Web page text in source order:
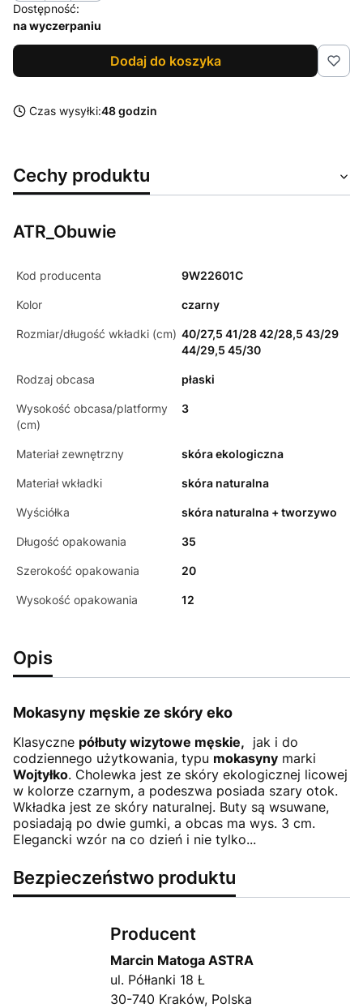
Dostępność:
na wyczerpaniu
Dodaj do koszyka
Czas wysyłki:48 godzin
Cechy produktu
ATR_Obuwie
Kod producenta 9W22601C
Kolor czarny
Rozmiar/długość wkładki (cm) 40/27,5 41/28 42/28,5 43/29
44/29,5 45/30
Rodzaj obcasa płaski
Wysokość obcasa/platformy
(cm)
3
Materiał zewnętrzny skóra ekologiczna
Materiał wkładki skóra naturalna
Wyściółka skóra naturalna + tworzywo
Długość opakowania 35
Szerokość opakowania 20
Wysokość opakowania 12
Opis
Mokasyny męskie ze skóry eko
Klasyczne półbuty wizytowe męskie, jak i do
codziennego użytkowania, typu mokasyny marki
Wojtyłko. Cholewka jest ze skóry ekologicznej licowej
w kolorze czarnym, a podeszwa posiada szary otok.
Wkładka jest ze skóry naturalnej. Buty są wsuwane,
posiadają po dwie gumki, a obcas ma wys. 3 cm.
Elegancki wzór na co dzień i nie tylko...
Bezpieczeństwo produktu
Producent
Marcin Matoga ASTRA
ul. Półłanki 18 Ł
30-740 Kraków, Polska